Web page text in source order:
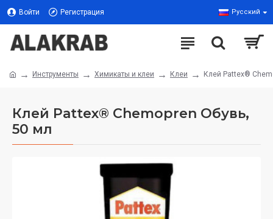
Войти Регистрация Русский
Инструменты Химикаты и клеи Клеи Клей Pattex®
Клей Pattex® Chemopren Обувь,
50 мл